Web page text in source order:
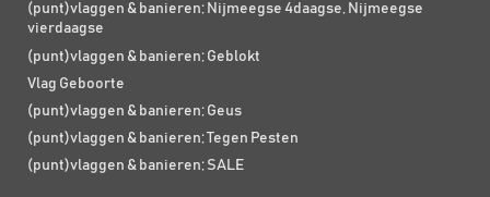
(punt)vlaggen & banieren; Nijmeegse 4daagse, Nijmeegse
vierdaagse
(punt)vlaggen & banieren; Geblokt
Vlag Geboorte
(punt)vlaggen & banieren; Geus
(punt)vlaggen & banieren; Tegen Pesten
(punt)vlaggen & banieren; SALE